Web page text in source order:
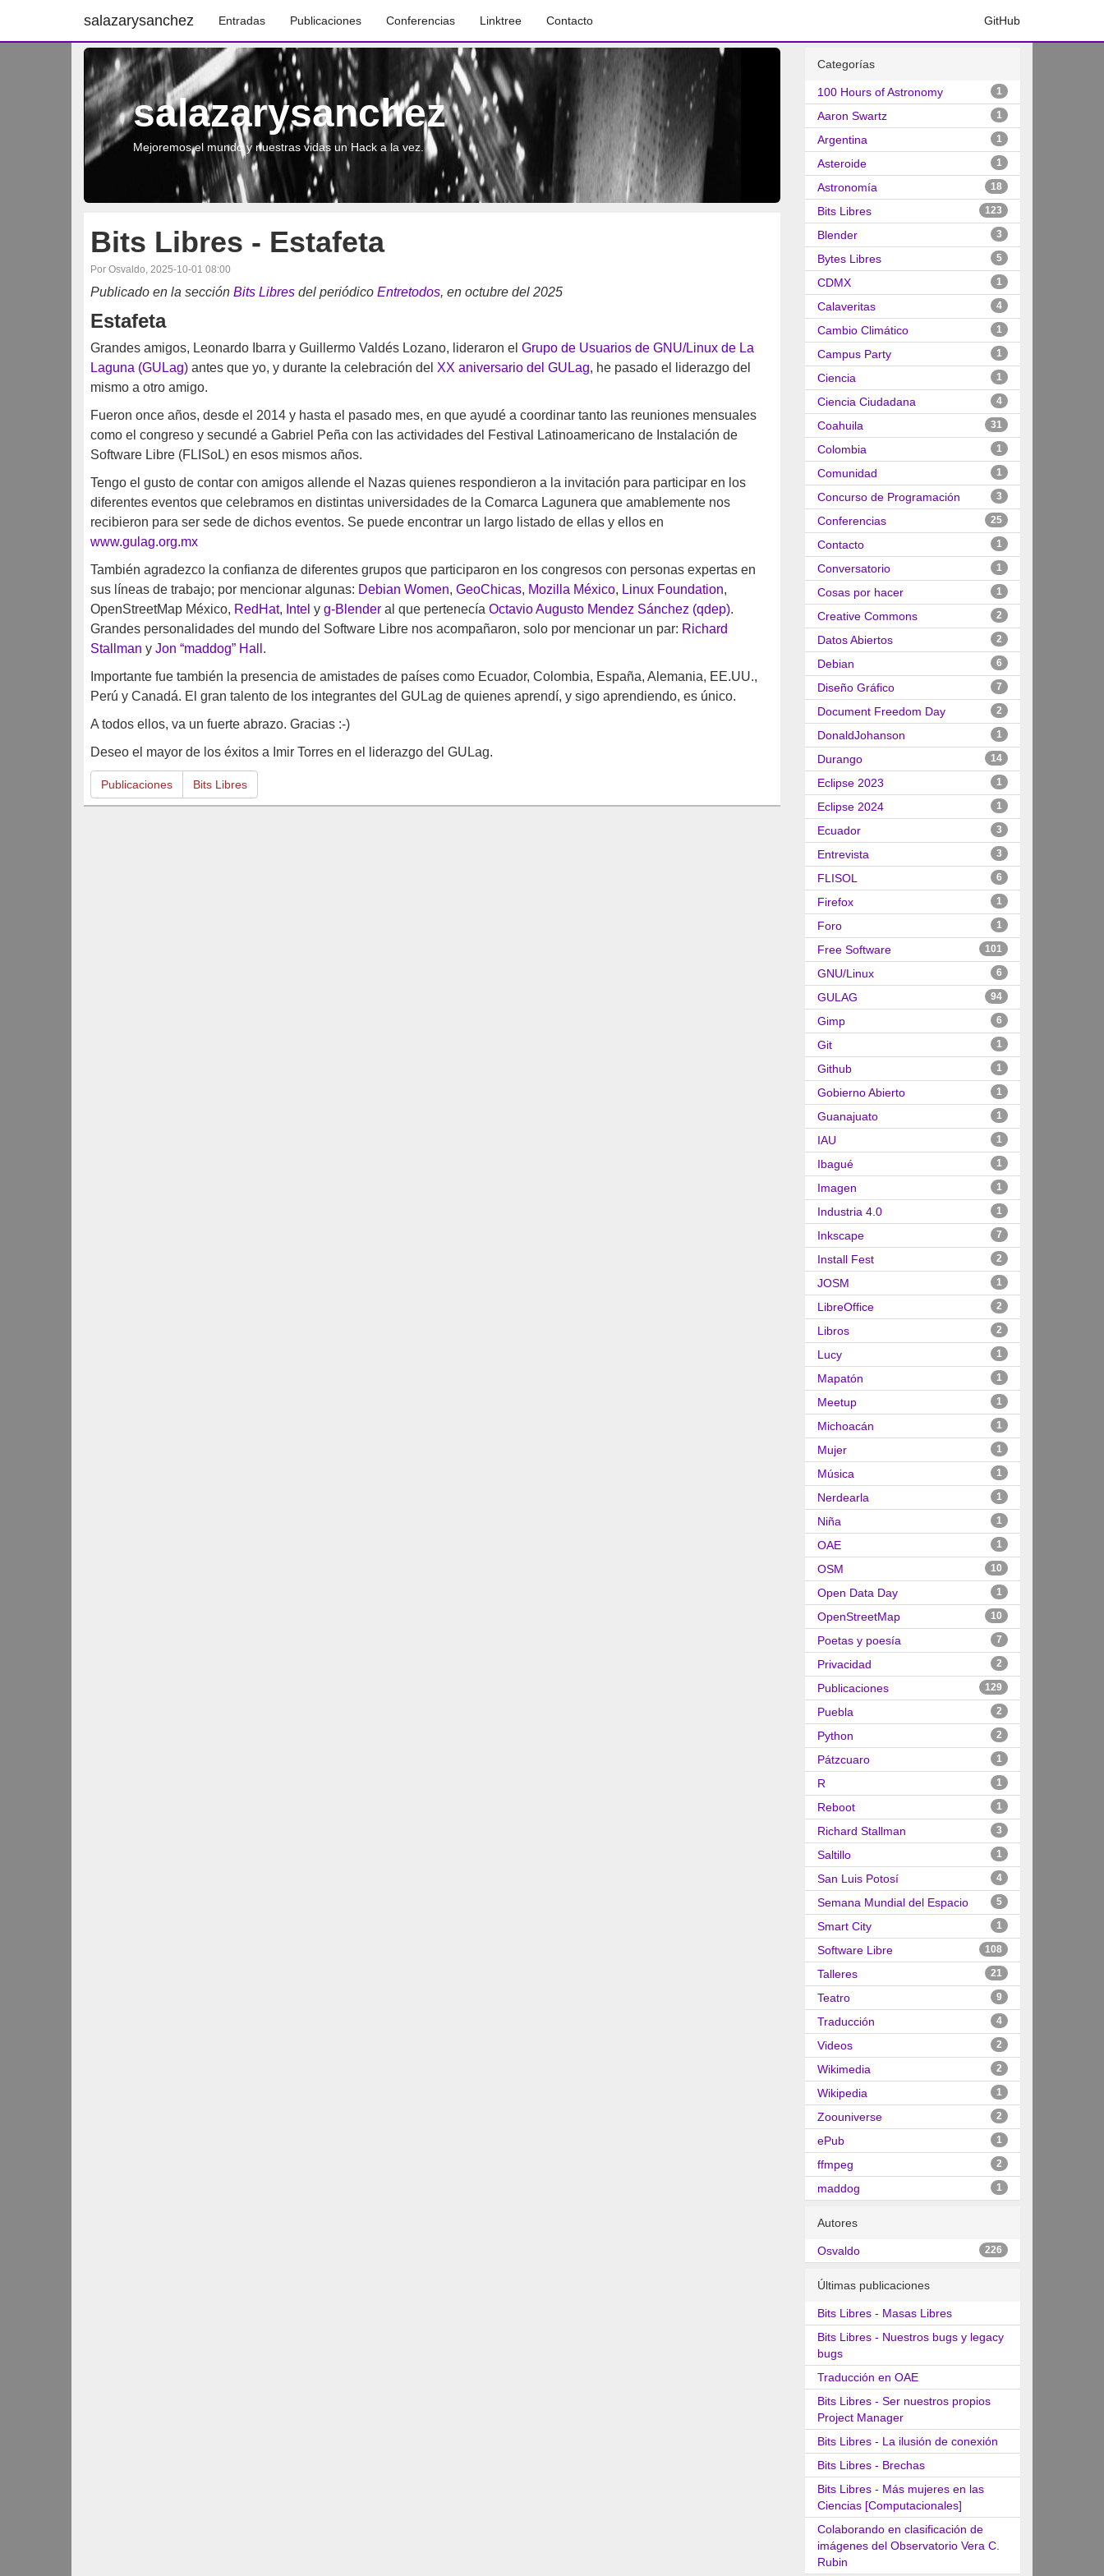
salazarysanchez Entradas Publicaciones Conferencias Linktree Contacto GitHub
salazarysanchez
Mejoremos el mundo y nuestras vidas un Hack a la vez.
Bits Libres - Estafeta
Por Osvaldo, 2025-10-01 08:00
Publicado en la sección Bits Libres del periódico Entretodos, en octubre del 2025
Estafeta
Grandes amigos, Leonardo Ibarra y Guillermo Valdés Lozano, lideraron el Grupo de Usuarios de GNU/Linux de La
Laguna (GULag) antes que yo, y durante la celebración del XX aniversario del GULag, he pasado el liderazgo del
mismo a otro amigo.
Fueron once años, desde el 2014 y hasta el pasado mes, en que ayudé a coordinar tanto las reuniones mensuales
como el congreso y secundé a Gabriel Peña con las actividades del Festival Latinoamericano de Instalación de
Software Libre (FLISoL) en esos mismos años.
Tengo el gusto de contar con amigos allende el Nazas quienes respondieron a la invitación para participar en los
diferentes eventos que celebramos en distintas universidades de la Comarca Lagunera que amablemente nos
recibieron para ser sede de dichos eventos. Se puede encontrar un largo listado de ellas y ellos en
www.gulag.org.mx
También agradezco la confianza de diferentes grupos que participaron en los congresos con personas expertas en
sus líneas de trabajo; por mencionar algunas: Debian Women, GeoChicas, Mozilla México, Linux Foundation,
OpenStreetMap México, RedHat, Intel y g-Blender al que pertenecía Octavio Augusto Mendez Sánchez (qdep).
Grandes personalidades del mundo del Software Libre nos acompañaron, solo por mencionar un par: Richard
Stallman y Jon “maddog” Hall .
Importante fue también la presencia de amistades de países como Ecuador, Colombia, España, Alemania, EE.UU.,
Perú y Canadá. El gran talento de los integrantes del GULag de quienes aprendí, y sigo aprendiendo, es único.
A todos ellos, va un fuerte abrazo. Gracias :-)
Deseo el mayor de los éxitos a Imir Torres en el liderazgo del GULag.
Publicaciones Bits Libres
Categorías
100 Hours of Astronomy 1
Aaron Swartz 1
Argentina 1
Asteroide 1
Astronomía 18
Bits Libres 123
Blender 3
Bytes Libres 5
CDMX 1
Calaveritas 4
Cambio Climático 1
Campus Party 1
Ciencia 1
Ciencia Ciudadana 4
Coahuila 31
Colombia 1
Comunidad 1
Concurso de Programación 3
Conferencias 25
Contacto 1
Conversatorio 1
Cosas por hacer 1
Creative Commons 2
Datos Abiertos 2
Debian 6
Diseño Gráfico 7
Document Freedom Day 2
DonaldJohanson 1
Durango 14
Eclipse 2023 1
Eclipse 2024 1
Ecuador 3
Entrevista 3
FLISOL 6
Firefox 1
Foro 1
Free Software 101
GNU/Linux 6
GULAG 94
Gimp 6
Git 1
Github 1
Gobierno Abierto 1
Guanajuato 1
IAU 1
Ibagué 1
Imagen 1
Industria 4.0 1
Inkscape 7
Install Fest 2
JOSM 1
LibreOffice 2
Libros 2
Lucy 1
Mapatón 1
Meetup 1
Michoacán 1
Mujer 1
Música 1
Nerdearla 1
Niña 1
OAE 1
OSM 10
Open Data Day 1
OpenStreetMap 10
Poetas y poesía 7
Privacidad 2
Publicaciones 129
Puebla 2
Python 2
Pátzcuaro 1
R 1
Reboot 1
Richard Stallman 3
Saltillo 1
San Luis Potosí 4
Semana Mundial del Espacio 5
Smart City 1
Software Libre 108
Talleres 21
Teatro 9
Traducción 4
Videos 2
Wikimedia 2
Wikipedia 1
Zoouniverse 2
ePub 1
ffmpeg 2
maddog 1
Autores
Osvaldo 226
Últimas publicaciones
Bits Libres - Masas Libres
Bits Libres - Nuestros bugs y legacy
bugs
Traducción en OAE
Bits Libres - Ser nuestros propios
Project Manager
Bits Libres - La ilusión de conexión
Bits Libres - Brechas
Bits Libres - Más mujeres en las
Ciencias [Computacionales]
Colaborando en clasificación de
imágenes del Observatorio Vera C.
Rubin